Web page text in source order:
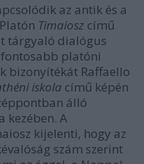
az antik és a
Timaiosz című
tárgyaló dialógus
platóni
bizonyítékát Raffaello
iskola című képén
álló
kezében. A
kijelenti, hogy az
szám szerint